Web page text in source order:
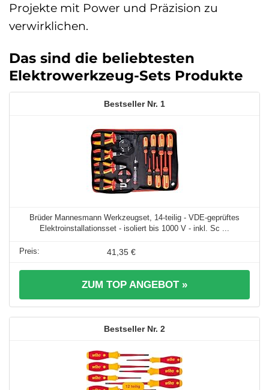
Projekte mit Power und Präzision zu
verwirklichen.
Das sind die beliebtesten
Elektrowerkzeug-Sets Produkte
1
Brüder Mannesmann Werkzeugset, 14-teilig - VDE-geprüftes
Elektroinstallationsset - isoliert bis 1000 V - inkl. Sc ...
41,35 €
ZUM TOP ANGEBOT »
2